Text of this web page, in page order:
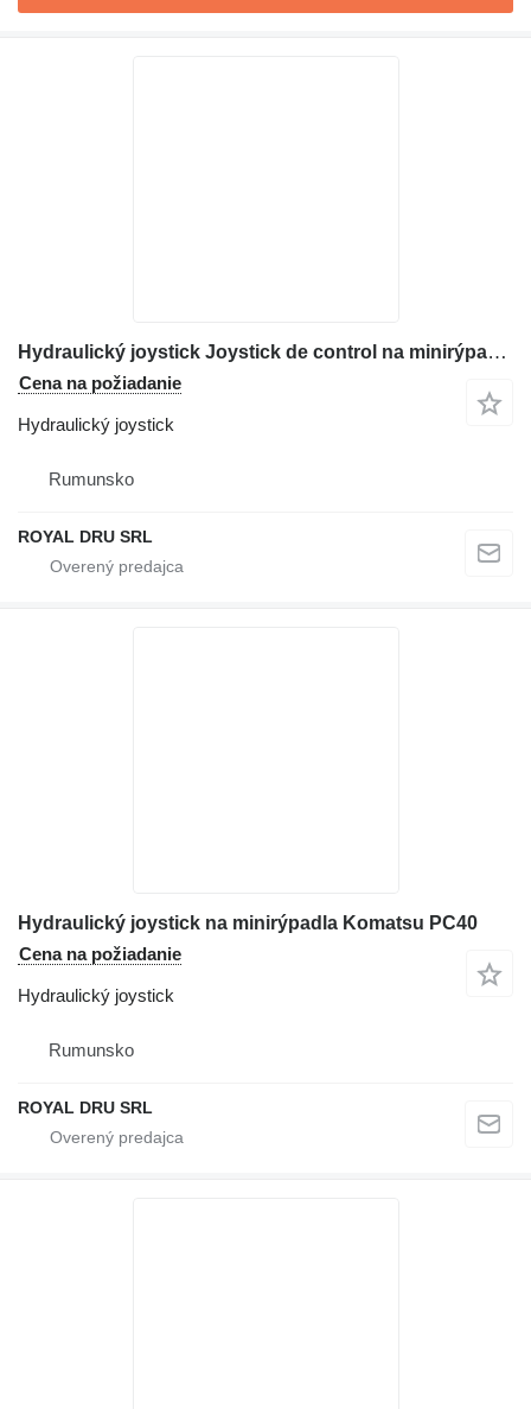
Hydraulický joystick Joystick de control na minirýpadla Komatsu PC15MR-1
Cena na požiadanie
Hydraulický joystick
Rumunsko
ROYAL DRU SRL
Hydraulický joystick na minirýpadla Komatsu PC40
Cena na požiadanie
Hydraulický joystick
Rumunsko
ROYAL DRU SRL